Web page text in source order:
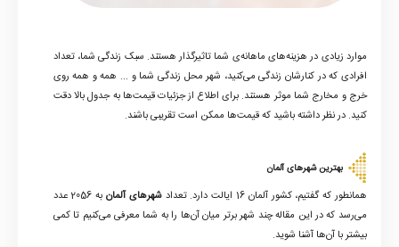
موارد زیادی در هزینه‌های ماهانه‌ی شما تاثیرگذار هستند. سبک زندگی شما، تعداد
افرادی که در کنارشان زندگی می‌کنید، شهر محل زندگی شما و ... همه و همه روی
خرج و مخارج شما موثر هستند. برای اطلاع از جزئیات قیمت‌ها به جدول بالا دقت
کنید. در نظر داشته باشید که قیمت‌ها ممکن است تقریبی باشند.
بهترین شهرهای آلمان
همانطور که گفتیم، کشور آلمان 16 ایالت دارد. تعداد شهرهای آلمان
به 2056 عدد
می‌رسد که در این مقاله چند شهر برتر میان آن‌ها را به شما معرفی می‌کنیم تا کمی
بیشتر با آن‌ها آشنا شوید.